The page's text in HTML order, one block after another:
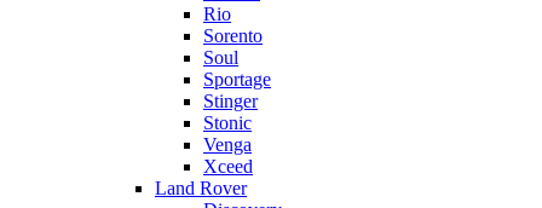
Rio
Sorento
Soul
Sportage
Stinger
Stonic
Venga
Xceed
Land Rover